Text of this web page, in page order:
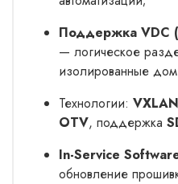
Поддержка VDC
— логическое
изолированные
Технологии:
OTV, поддержка
In-Service
обновление